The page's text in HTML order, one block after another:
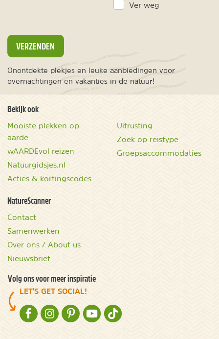
Ver weg
VERZENDEN
Onontdekte plekjes en leuke aanbiedingen voor
overnachtingen en vakanties in de natuur!
Bekijk ook
Mooiste plekken op
aarde
wAARDEvol reizen
Natuurgidsjes.nl
Acties & kortingscodes
Uitrusting
Zoek op reistype
Groepsaccommodaties
NatureScanner
Contact
Samenwerken
Over ons / About us
Nieuwsbrief
Volg ons voor meer inspiratie
LET'S GET SOCIAL!
NATURESCANNER OP FACEBOOK
NATURESCANNER OP INSTAGRAM
NATURESCANNER OP PINTEREST
NATURESCANNER OP YOUTUBE
NATURESCANNER OP TIKTOK